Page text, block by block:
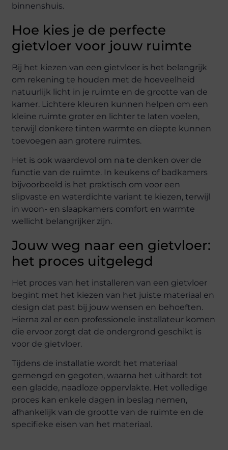
binnenshuis.
Hoe kies je de perfecte
gietvloer voor jouw ruimte
Bij het kiezen van een gietvloer is het belangrijk
om rekening te houden met de hoeveelheid
natuurlijk licht in je ruimte en de grootte van de
kamer. Lichtere kleuren kunnen helpen om een
kleine ruimte groter en lichter te laten voelen,
terwijl donkere tinten warmte en diepte kunnen
toevoegen aan grotere ruimtes.
Het is ook waardevol om na te denken over de
functie van de ruimte. In keukens of badkamers
bijvoorbeeld is het praktisch om voor een
slipvaste en waterdichte variant te kiezen, terwijl
in woon- en slaapkamers comfort en warmte
wellicht belangrijker zijn.
Jouw weg naar een gietvloer:
het proces uitgelegd
Het proces van het installeren van een gietvloer
begint met het kiezen van het juiste materiaal en
design dat past bij jouw wensen en behoeften.
Hierna zal er een professionele installateur komen
die ervoor zorgt dat de ondergrond geschikt is
voor de gietvloer.
Tijdens de installatie wordt het materiaal
gemengd en gegoten, waarna het uithardt tot
een gladde, naadloze oppervlakte. Het volledige
proces kan enkele dagen in beslag nemen,
afhankelijk van de grootte van de ruimte en de
specifieke eisen van het materiaal.